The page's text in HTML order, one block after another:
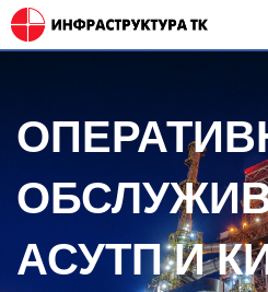
АСУТП И